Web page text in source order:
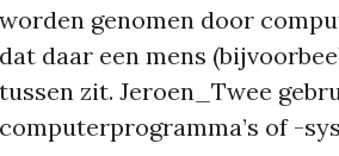
worden genomen door
dat daar een mens
tussen zit. Jeroen_Twee
computerprogramma’s of -